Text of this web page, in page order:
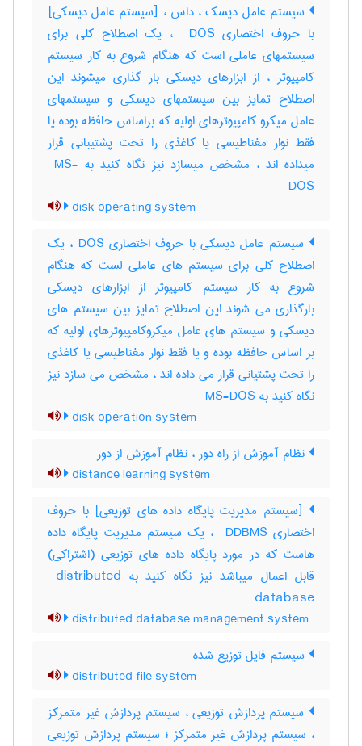
سیستم عامل دیسک ، داس ، [سیستم عامل دیسکی]
با حروف اختصاری ‎ DOS ، یک اصطلاح کلی برای
سیستمهای عاملی است که هنگام شروع به کار سیستم
کامپیوتر ، از ابزارهای دیسکی بار گذاری میشوند این
اصطلاح تمایز بین سیستمهای دیسکی و سیستمهای
عامل میکرو کامپیوترهای اولیه که براساس حافظه بوده یا
فقط نوار مغناطیسی یا کاغذی را تحت پشتیبانی قرار
میداده اند ، مشخص میسازد نیز نگاه کنید به ‎ MS-
DOS
disk operating system
سیستم عامل دیسکی با حروف اختصاری DOS ، یک
اصطلاح کلی برای سیستم های عاملی لست که هنگام
شروع به کار سیستم کامپیوتر از ابزارهای دیسکی
بارگذاری می شوند این اصطلاح تمایز بین سیستم های
دیسکی و سیستم های عامل میکروکامپیوترهای اولیه که
بر اساس حافظه بوده و یا فقط نوار مغناطیسی یا کاغذی
را تحت پشتیانی قرار می داده اند ، مشخص می سازد نیز
نگاه کنید به MS-DOS
disk operation system
نظام آموزش از راه دور ، نظام آموزش از دور
distance learning system
[سیستم مدیریت پایگاه داده های توزیعی] با حروف
اختصاری ‎ DDBMS ، یک سیستم مدیریت پایگاه داده
هاست که در مورد پایگاه داده های توزیعی (اشتراکی)
قابل اعمال میباشد نیز نگاه کنید به ‎ distributed
database
distributed database management system
سیستم فایل توزیع شده
distributed file system
سیستم پردازش توزیعی ، سیستم پردازش غیر متمرکز
، سیستم پردازش غیر متمرکز ؛ سیستم پردازش توزیعی